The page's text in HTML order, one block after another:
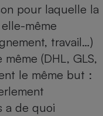
pour laquelle la
même
travail…)
(DHL, GLS,
le même but :
a de quoi